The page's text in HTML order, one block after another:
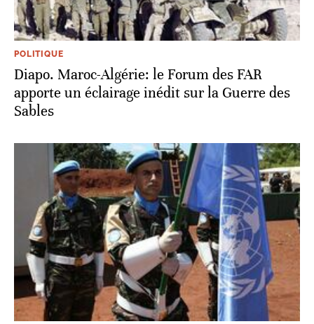
POLITIQUE
Diapo. Maroc-Algérie: le Forum des FAR
apporte un éclairage inédit sur la Guerre des
Sables